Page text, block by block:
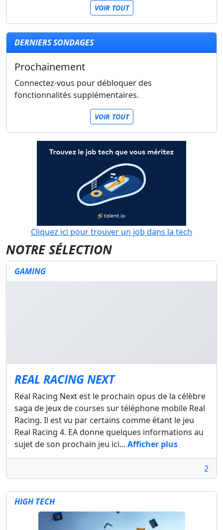
VOIR TOUT
DERNIERS SONDAGES
Prochainement
Connectez-vous pour débloquer des
fonctionnalités supplémentaires.
VOIR TOUT
Cliquez ici pour trouver un job dans la tech
NOTRE SÉLECTION
GAMING
REAL RACING NEXT
Real Racing Next est le prochain opus de la célèbre
saga de jeux de courses sur téléphone mobile Real
Racing. Il est vu par certains comme étant le jeu
Real Racing 4. EA donne quelques informations au
sujet de son prochain jeu ici... Afficher plus
2
HIGH TECH